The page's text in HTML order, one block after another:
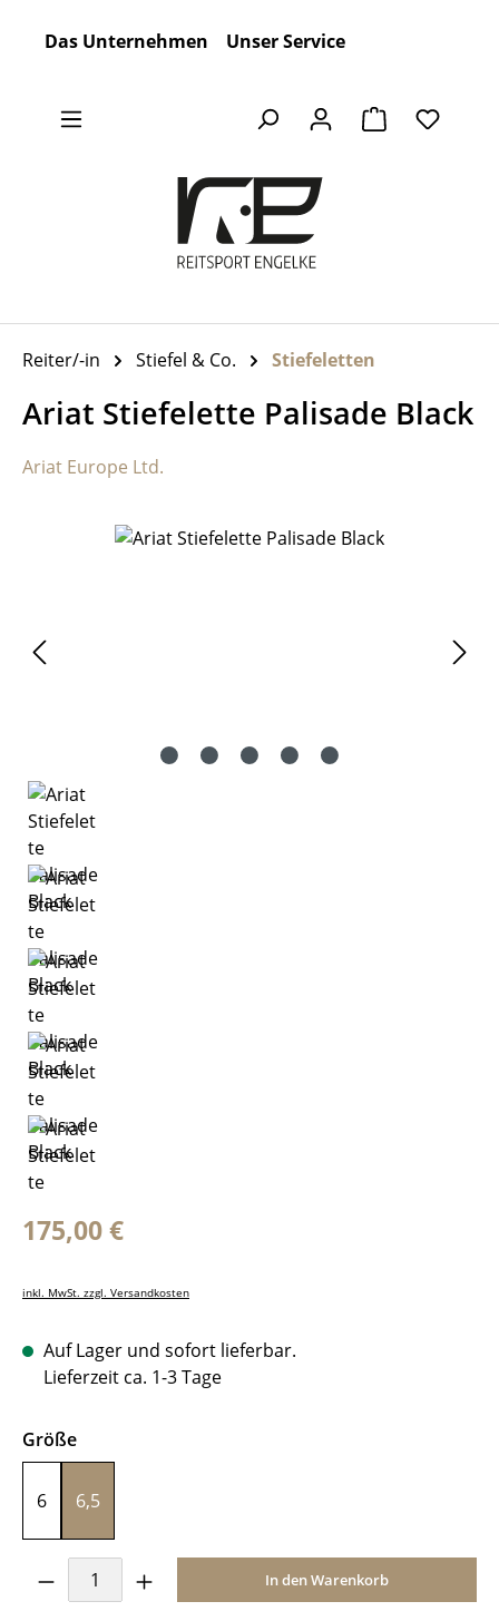
Das Unternehmen Unser Service
Warenkorb
Reiter/-in Stiefel & Co. Stiefeletten
Ariat Stiefelette Palisade Black
Ariat Europe Ltd.
Bildergalerie überspringen
Regulärer Preis:
175,00 €
inkl. MwSt. zzgl. Versandkosten
Auf Lager und sofort lieferbar.
Lieferzeit ca. 1-3 Tage
Größeauswählen
6 6,5
Produkt Anzahl: Gib den gewünschten
In den Warenkorb